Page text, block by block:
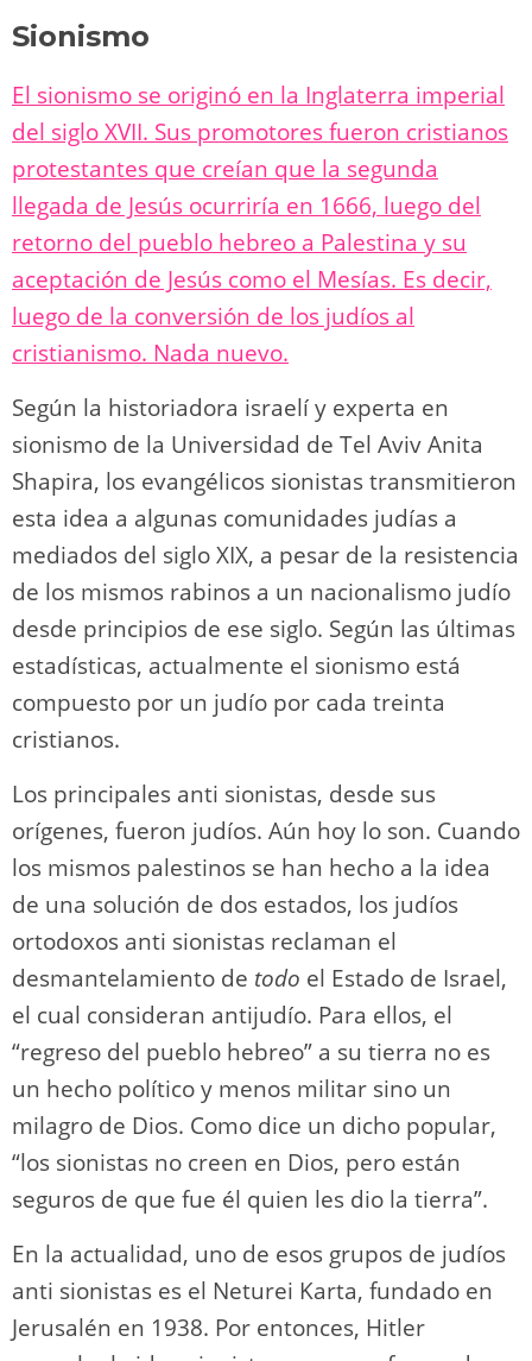
Sionismo
El sionismo se originó en la Inglaterra imperial
del siglo XVII. Sus promotores fueron cristianos
protestantes que creían que la segunda
llegada de Jesús ocurriría en 1666, luego del
retorno del pueblo hebreo a Palestina y su
aceptación de Jesús como el Mesías. Es decir,
luego de la conversión de los judíos al
cristianismo. Nada nuevo.
Según la historiadora israelí y experta en
sionismo de la Universidad de Tel Aviv Anita
Shapira, los evangélicos sionistas transmitieron
esta idea a algunas comunidades judías a
mediados del siglo XIX, a pesar de la resistencia
de los mismos rabinos a un nacionalismo judío
desde principios de ese siglo. Según las últimas
estadísticas, actualmente el sionismo está
compuesto por un judío por cada treinta
cristianos.
Los principales anti sionistas, desde sus
orígenes, fueron judíos. Aún hoy lo son. Cuando
los mismos palestinos se han hecho a la idea
de una solución de dos estados, los judíos
ortodoxos anti sionistas reclaman el
desmantelamiento de todo el Estado de Israel,
el cual consideran antijudío. Para ellos, el
“regreso del pueblo hebreo” a su tierra no es
un hecho político y menos militar sino un
milagro de Dios. Como dice un dicho popular,
“los sionistas no creen en Dios, pero están
seguros de que fue él quien les dio la tierra”.
En la actualidad, uno de esos grupos de judíos
anti sionistas es el Neturei Karta, fundado en
Jerusalén en 1938. Por entonces, Hitler